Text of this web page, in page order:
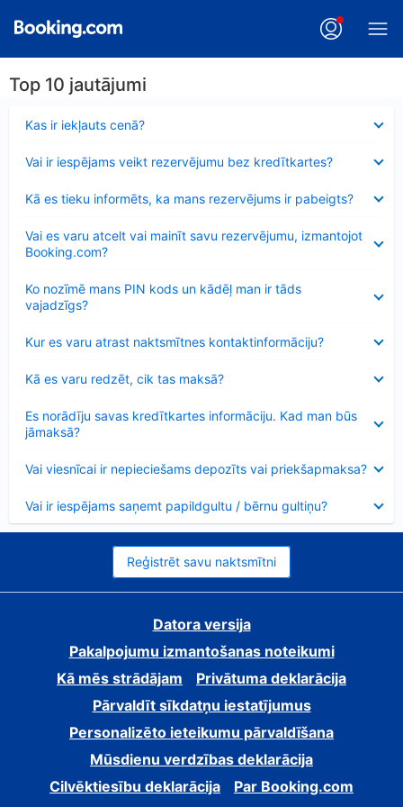
Top 10 jautājumi
Kas ir iekļauts cenā?
Vai ir iespējams veikt rezervējumu bez kredītkartes?
Kā es tieku informēts, ka mans rezervējums ir pabeigts?
Vai es varu atcelt vai mainīt savu rezervējumu, izmantojot
Booking.com?
Ko nozīmē mans PIN kods un kādēļ man ir tāds
vajadzīgs?
Kur es varu atrast naktsmītnes kontaktinformāciju?
Kā es varu redzēt, cik tas maksā?
Es norādīju savas kredītkartes informāciju. Kad man būs
jāmaksā?
Vai viesnīcai ir nepieciešams depozīts vai priekšapmaksa?
Vai ir iespējams saņemt papildgultu / bērnu gultiņu?
Reģistrēt savu naktsmītni
Datora versija
Pakalpojumu izmantošanas noteikumi
Kā mēs strādājam
Privātuma deklarācija
Pārvaldīt sīkdatņu iestatījumus
Personalizēto ieteikumu pārvaldīšana
Mūsdienu verdzības deklarācija
Cilvēktiesību deklarācija
Par Booking.com